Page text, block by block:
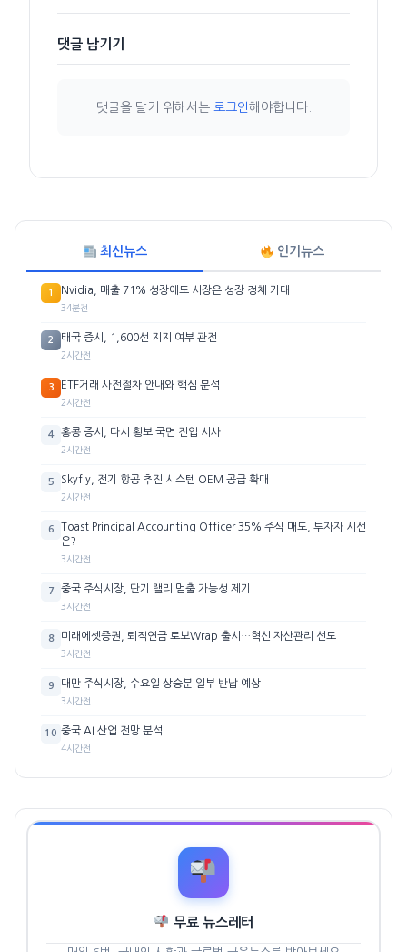
댓글 남기기
댓글을 달기 위해서는 로그인 해야합니다.
최신뉴스 인기뉴스
1 Nvidia, 매출 71% 성장에도 시장은 성장 정체 기대
34분전
2 태국 증시, 1,600선 지지 여부 관전
2시간전
3 ETF거래 사전절차 안내와 핵심 분석
2시간전
4 홍콩 증시, 다시 횡보 국면 진입 시사
2시간전
5 Skyfly, 전기 항공 추진 시스템 OEM 공급 확대
2시간전
6
Toast Principal Accounting Officer 35% 주식 매도, 투자자 시선
은?
3시간전
7 중국 주식시장, 단기 랠리 멈출 가능성 제기
3시간전
8 미래에셋증권, 퇴직연금 로보Wrap 출시…혁신 자산관리 선도
3시간전
9 대만 주식시장, 수요일 상승분 일부 반납 예상
3시간전
10 중국 AI 산업 전망 분석
4시간전
무료 뉴스레터